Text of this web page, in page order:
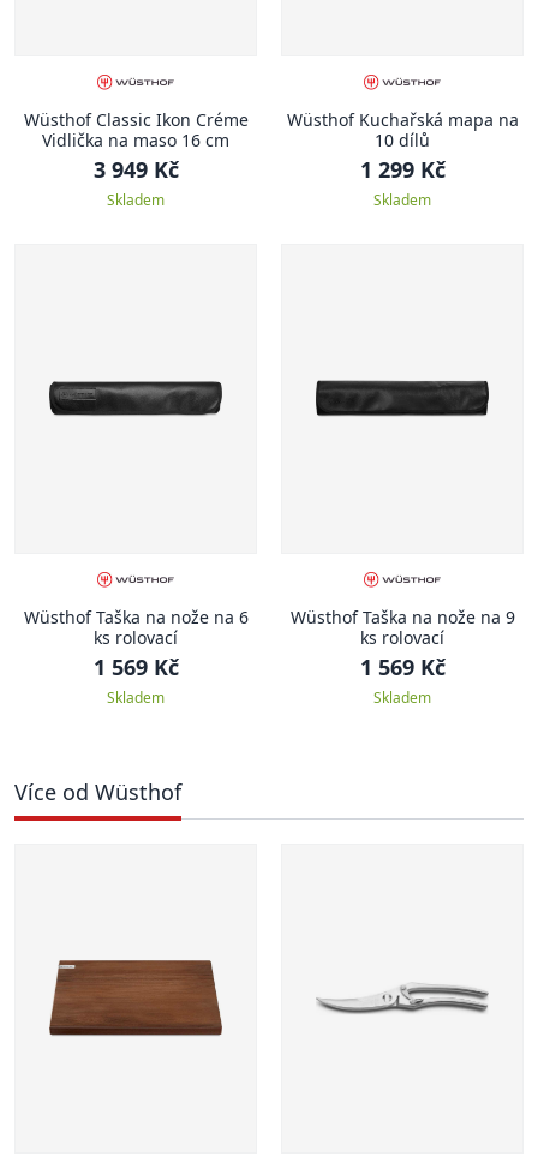
Wüsthof Classic Ikon Créme
Vidlička na maso 16 cm
3 949 Kč
Skladem
Wüsthof Kuchařská mapa na
10 dílů
1 299 Kč
Skladem
Wüsthof Taška na nože na 6
ks rolovací
1 569 Kč
Skladem
Wüsthof Taška na nože na 9
ks rolovací
1 569 Kč
Skladem
Více od Wüsthof